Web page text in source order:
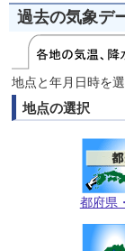
過去の気象デ
地点と年月日時を
地点の選択
都府県